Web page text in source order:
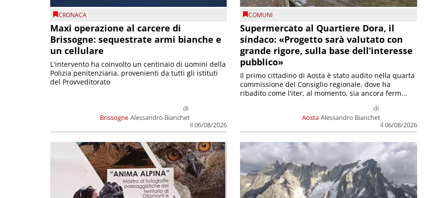
CRONACA
Maxi operazione al carcere di
Brissogne: sequestrate armi bianche e
un cellulare
Brissogne
di
Alessandro Bianchet
il 06/08/2026
L'intervento ha coinvolto un centinaio di uomini della
Polizia penitenziaria, provenienti da tutti gli istituti
del Provveditorato
COMUNI
Supermercato al Quartiere Dora, il
sindaco: «Progetto sarà valutato con
grande rigore, sulla base dell’interesse
pubblico»
Aosta
di
Alessandro Bianchet
il 06/08/2026
Il primo cittadino di Aosta è stato audito nella quarta
commissione del Consiglio regionale, dove ha
ribadito come l'iter, al momento, sia ancora ferm...